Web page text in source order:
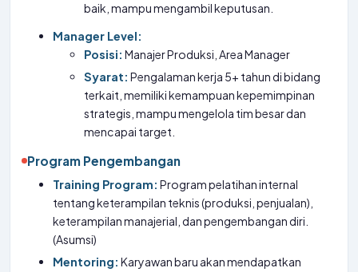
baik, mampu mengambil keputusan.
Manager Level:
Posisi: Manajer Produksi, Area Manager
Syarat: Pengalaman kerja 5+ tahun di bidang
terkait, memiliki kemampuan kepemimpinan
strategis, mampu mengelola tim besar dan
mencapai target.
Program Pengembangan
Training Program: Program pelatihan internal
tentang keterampilan teknis (produksi, penjualan),
keterampilan manajerial, dan pengembangan diri.
(Asumsi)
Mentoring: Karyawan baru akan mendapatkan